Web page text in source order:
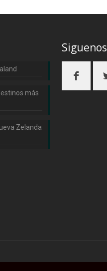
más
Zelanda
Siguenos